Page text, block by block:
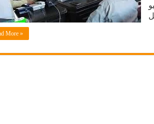
More »